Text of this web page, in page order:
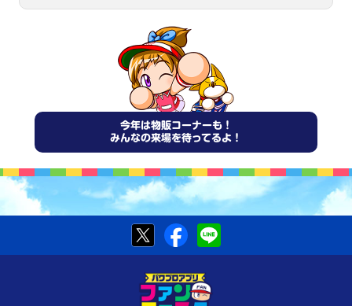
今年は物販コーナーも！
みんなの来場を待ってるよ！